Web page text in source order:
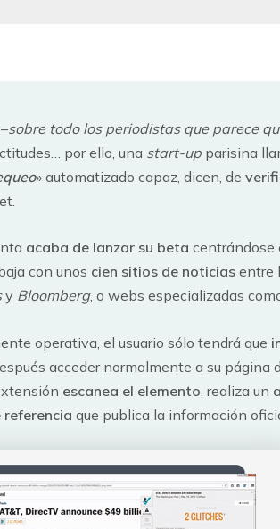
sobre todo los periodistas que parece
por ello, una start-up parisina
» automatizado capaz, dicen, de
acaba de lanzar su beta centrándose
con unos cien sitios de noticias entre
y Bloomberg, o webs especializadas
operativa, el usuario sólo tendrá que
acceder normalmente a su página
escanea el elemento , realiza un
que publica la información